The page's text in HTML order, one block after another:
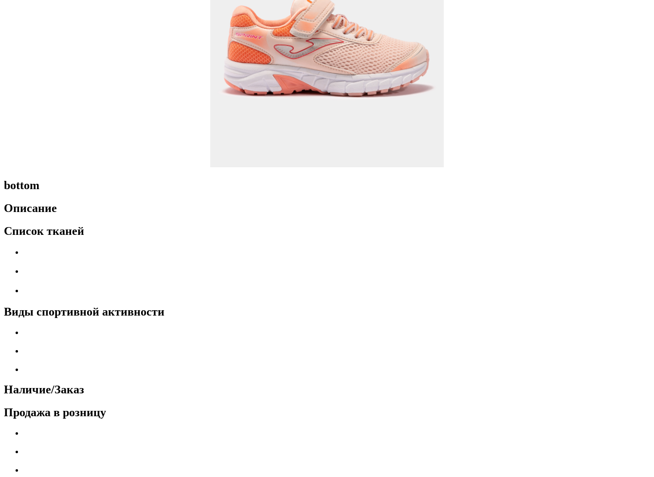
bottom
Описание
Список тканей
Виды спортивной активности
Наличие/Заказ
Продажа в розницу